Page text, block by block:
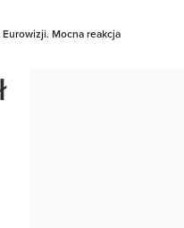
Mocna reakcja